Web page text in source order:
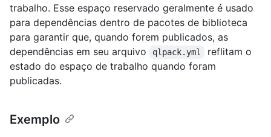
trabalho. Esse espaço reservado geralmente é usado
para dependências dentro de pacotes de biblioteca
para garantir que, quando forem publicados, as
dependências em seu arquivo
qlpack.yml
reflitam o
estado do espaço de trabalho quando foram
publicadas.
Exemplo